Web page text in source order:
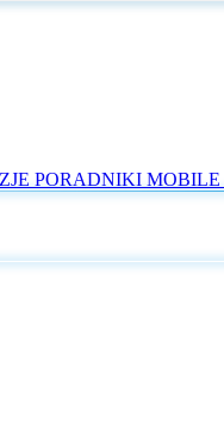
PORADNIKI MOBILE